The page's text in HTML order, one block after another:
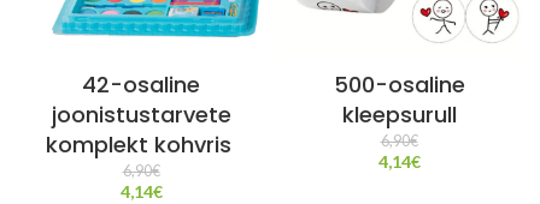
42-osaline
joonistustarvete
komplekt kohvris
6,90€
4,14€
500-osaline
kleepsurull
6,90€
4,14€